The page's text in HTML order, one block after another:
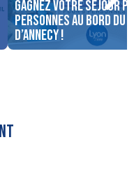
Gagnez votre séjour
personnes au bord du
d’Annecy !